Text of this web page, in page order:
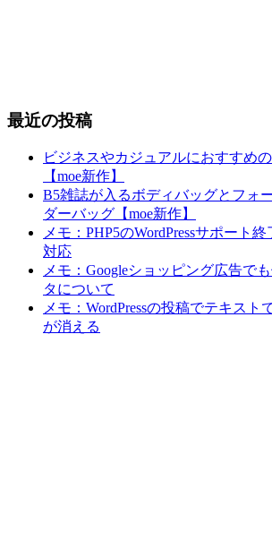
最近の投稿
ビジネスやカジュアルにおすすめ
【moe新作】
B5雑誌が入るボディバッグとフォ
ダーバッグ【moe新作】
メモ：PHP5のWordPressサポート
対応
メモ：Googleショッピング広告で
タについて
メモ：WordPressの投稿でテキスト
が消える